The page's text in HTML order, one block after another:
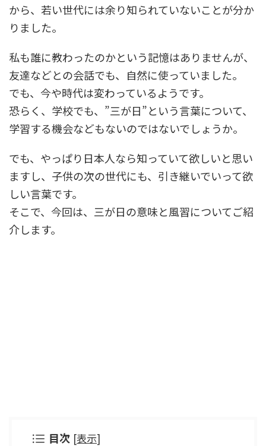
から、若い世代には余り知られていないことが分か
りました。
私も誰に教わったのかという記憶はありませんが、
友達などとの会話でも、自然に使っていました。
でも、今や時代は変わっているようです。
恐らく、学校でも、”三が日”という言葉について、
学習する機会などもないのではないでしょうか。
でも、やっぱり日本人なら知っていて欲しいと思い
ますし、子供の次の世代にも、引き継いでいって欲
しい言葉です。
そこで、今回は、三が日の意味と風習についてご紹
介します。
目次 [表示]